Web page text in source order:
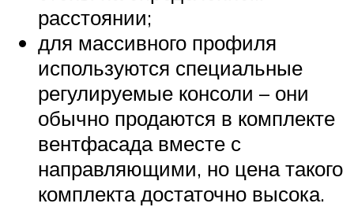
расстоянии;
для массивного профиля
используются специальные
регулируемые консоли – они
обычно продаются в комплекте
вентфасада вместе с
направляющими, но цена такого
комплекта достаточно высока.